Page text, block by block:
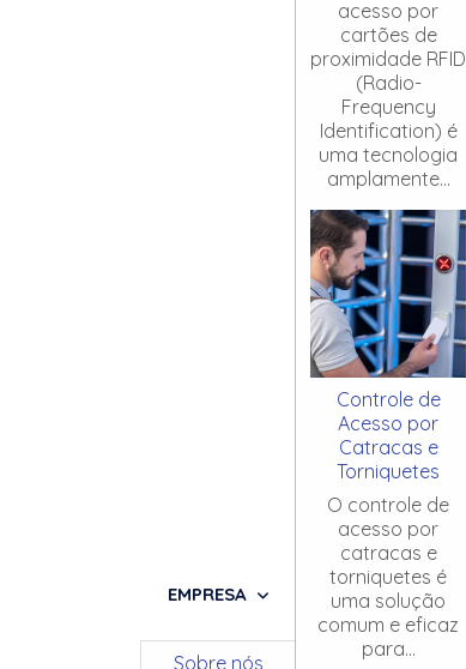
EMPRESA
Sobre nós
acesso por
cartões de
proximidade RFID
(Radio-
Frequency
Identification) é
uma tecnologia
amplamente...
Controle de
Acesso por
Catracas e
Torniquetes
O controle de
acesso por
catracas e
torniquetes é
uma solução
comum e eficaz
para...